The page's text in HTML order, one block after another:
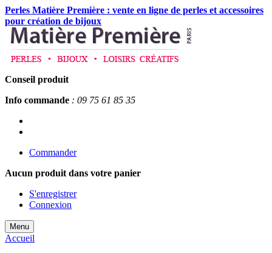
Perles Matière Première : vente en ligne de perles et accessoires
pour création de bijoux
Conseil produit
Info commande : 09 75 61 85 35
Commander
Aucun produit dans votre panier
S'enregistrer
Connexion
Menu
Accueil